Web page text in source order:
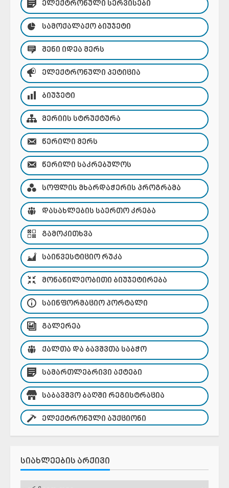
ᲔᲚᲔᲥᲢᲠᲝᲜᲣᲚᲘ ᲡᲔᲠᲕᲘᲡᲔᲑᲘ
ᲡᲐᲛᲝᲥᲐᲚᲐᲥᲝ ᲑᲘᲣᲯᲔᲢᲘ
ᲨᲔᲜᲘ ᲘᲓᲔᲐ ᲛᲔᲠᲡ
ᲔᲚᲔᲥᲢᲠᲝᲜᲣᲚᲘ ᲞᲔᲢᲘᲪᲘᲐ
ᲑᲘᲣᲯᲔᲢᲘ
ᲛᲔᲠᲘᲘᲡ ᲡᲢᲠᲣᲥᲢᲣᲠᲐ
ᲬᲔᲠᲘᲚᲘ ᲛᲔᲠᲡ
ᲬᲔᲠᲘᲚᲘ ᲡᲐᲙᲠᲔᲑᲣᲚᲝᲡ
ᲡᲝᲤᲚᲘᲡ ᲛᲮᲐᲠᲓᲐᲭᲔᲠᲘᲡ ᲞᲠᲝᲒᲠᲐᲛᲐ
ᲓᲐᲡᲐᲮᲚᲔᲑᲘᲡ ᲡᲐᲔᲠᲗᲝ ᲙᲠᲔᲑᲐ
ᲒᲐᲛᲝᲙᲘᲗᲮᲕᲐ
ᲡᲐᲘᲜᲕᲔᲡᲢᲘᲪᲘᲝ ᲠᲣᲙᲐ
ᲛᲝᲜᲐᲬᲘᲚᲔᲝᲑᲘᲗᲘ ᲑᲘᲣᲯᲔᲢᲘᲠᲔᲑᲐ
ᲡᲐᲘᲜᲤᲝᲠᲛᲐᲪᲘᲝ ᲞᲝᲠᲢᲐᲚᲘ
ᲒᲐᲚᲔᲠᲔᲐ
ᲥᲐᲚᲗᲐ ᲓᲐ ᲑᲐᲕᲨᲕᲗᲐ ᲡᲐᲑᲭᲝ
ᲡᲐᲛᲐᲠᲗᲚᲔᲑᲠᲘᲕᲘ ᲐᲥᲢᲔᲑᲘ
ᲡᲐᲑᲐᲕᲨᲕᲝ ᲑᲐᲦᲨᲘ ᲠᲔᲒᲘᲡᲢᲠᲐᲪᲘᲐ
ᲔᲚᲔᲥᲢᲠᲝᲜᲣᲚᲘ ᲐᲣᲥᲪᲘᲝᲜᲘ
ᲡᲘᲐᲮᲚᲔᲔᲑᲘᲡ ᲐᲠᲥᲘᲕᲘ